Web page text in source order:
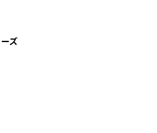
ズ